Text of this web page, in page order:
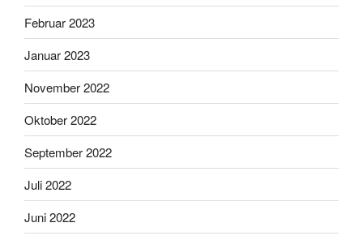
Februar 2023
Januar 2023
November 2022
Oktober 2022
September 2022
Juli 2022
Juni 2022